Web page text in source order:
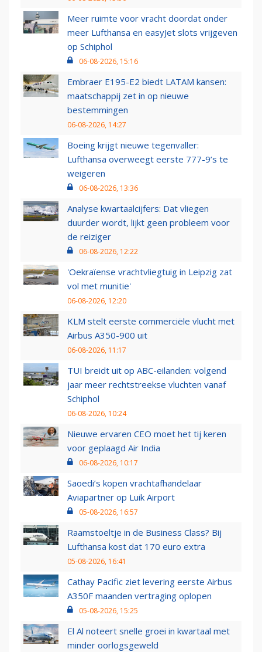
Meer ruimte voor vracht doordat onder
meer Lufthansa en easyJet slots vrijgeven
op Schiphol
06-08-2026, 15:16
Embraer E195-E2 biedt LATAM kansen:
maatschappij zet in op nieuwe
bestemmingen
06-08-2026, 14:27
Boeing krijgt nieuwe tegenvaller:
Lufthansa overweegt eerste 777-9’s te
weigeren
06-08-2026, 13:36
Analyse kwartaalcijfers: Dat vliegen
duurder wordt, lijkt geen probleem voor
de reiziger
06-08-2026, 12:22
'Oekraïense vrachtvliegtuig in Leipzig zat
vol met munitie'
06-08-2026, 12:20
KLM stelt eerste commerciële vlucht met
Airbus A350-900 uit
06-08-2026, 11:17
TUI breidt uit op ABC-eilanden: volgend
jaar meer rechtstreekse vluchten vanaf
Schiphol
06-08-2026, 10:24
Nieuwe ervaren CEO moet het tij keren
voor geplaagd Air India
06-08-2026, 10:17
Saoedi’s kopen vrachtafhandelaar
Aviapartner op Luik Airport
05-08-2026, 16:57
Raamstoeltje in de Business Class? Bij
Lufthansa kost dat 170 euro extra
05-08-2026, 16:41
Cathay Pacific ziet levering eerste Airbus
A350F maanden vertraging oplopen
05-08-2026, 15:25
El Al noteert snelle groei in kwartaal met
minder oorlogsgeweld